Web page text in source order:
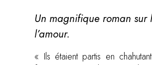
Un magnifique roman
l’amour.
« Ils étaient partis en